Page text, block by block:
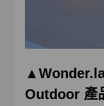
▲
Outdoor 產